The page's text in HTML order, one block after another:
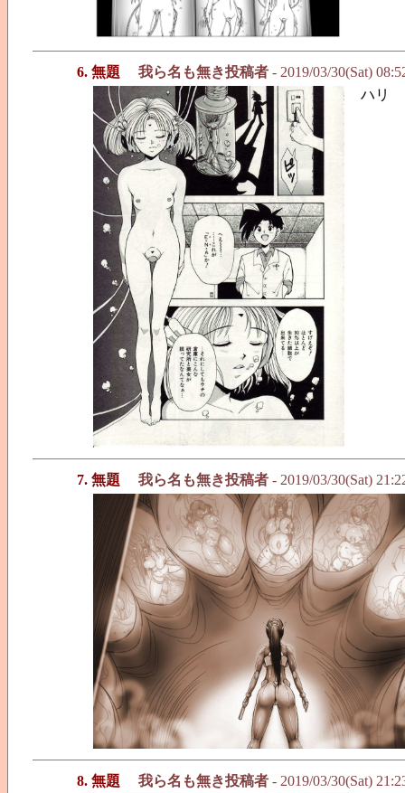
6. 無題 我ら名も無き投稿者 - 2019/03/30(Sat)
ハリ
7. 無題 我ら名も無き投稿者 - 2019/03/30(Sat)
8. 無題 我ら名も無き投稿者 - 2019/03/30(Sat)